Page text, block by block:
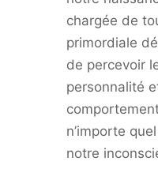
chargée de
primordiale
de percevoir
personnalité
n’importe
notre